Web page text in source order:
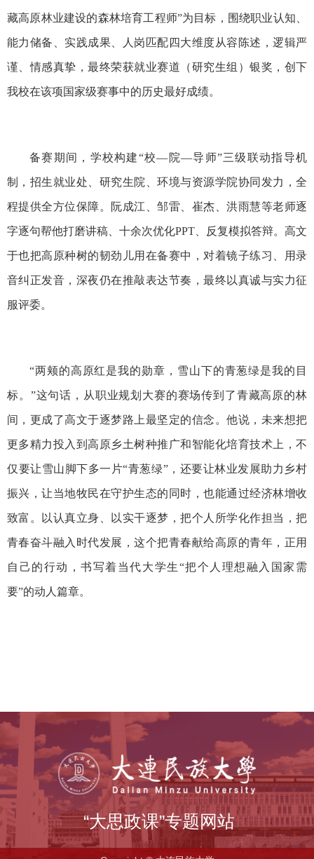
藏高原林业建设的森林培育工程师”为目标，围绕职业认知、
能力储备、实践成果、人岗匹配四大维度从容陈述，逻辑严
谨、情感真挚，最终荣获就业赛道（研究生组）银奖，创下
我校在该项国家级赛事中的历史最好成绩。
备赛期间，学校构建“校—院—导师”三级联动指导机
制，招生就业处、研究生院、环境与资源学院协同发力，全
程提供全方位保障。阮成江、邹雷、崔杰、洪雨慧等老师逐
字逐句帮他打磨讲稿、十余次优化PPT、反复模拟答辩。高文
于也把高原种树的韧劲儿用在备赛中，对着镜子练习、用录
音纠正发音，深夜仍在推敲表达节奏，最终以真诚与实力征
服评委。
“两颊的高原红是我的勋章，雪山下的青葱绿是我的目
标。”这句话，从职业规划大赛的赛场传到了青藏高原的林
间，更成了高文于逐梦路上最坚定的信念。他说，未来想把
更多精力投入到高原乡土树种推广和智能化培育技术上，不
仅要让雪山脚下多一片“青葱绿”，还要让林业发展助力乡村
振兴，让当地牧民在守护生态的同时，也能通过经济林增收
致富。以认真立身、以实干逐梦，把个人所学化作担当，把
青春奋斗融入时代发展，这个把青春献给高原的青年，正用
自己的行动，书写着当代大学生“把个人理想融入国家需
要”的动人篇章。
“大思政课”专题网站